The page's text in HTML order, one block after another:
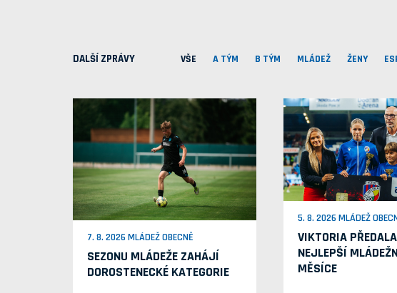
DALŠÍ ZPRÁVY VŠE A TÝM B TÝM MLÁDEŽ ŽENY
7. 8. 2026 MLÁDEŽ OBECNĚ
SEZONU MLÁDEŽE ZAHÁJÍ
DOROSTENECKÉ KATEGORIE
5. 8. 2026 MLÁDEŽ
VIKTORIA
NEJLEPŠÍ
MĚSÍCE